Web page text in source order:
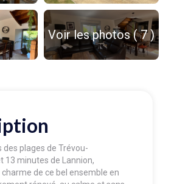
Voir les photos ( 7 )
des plages de Trévou-
13 minutes de Lannion,
de ce bel ensemble en